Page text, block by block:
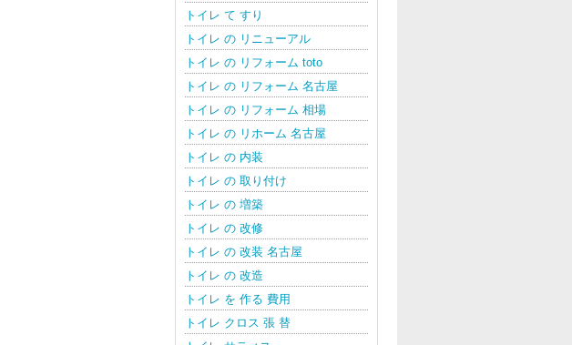
トイレ て すり
トイレ の リニューアル
トイレ の リフォーム toto
トイレ の リフォーム 名古屋
トイレ の リフォーム 相場
トイレ の リホーム 名古屋
トイレ の 内装
トイレ の 取り付け
トイレ の 増築
トイレ の 改修
トイレ の 改装 名古屋
トイレ の 改造
トイレ を 作る 費用
トイレ クロス 張 替